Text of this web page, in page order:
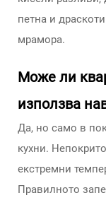
петна и
мрамора.
Може ли
използва
Да, но само в
кухни.
екстремни
Правилното